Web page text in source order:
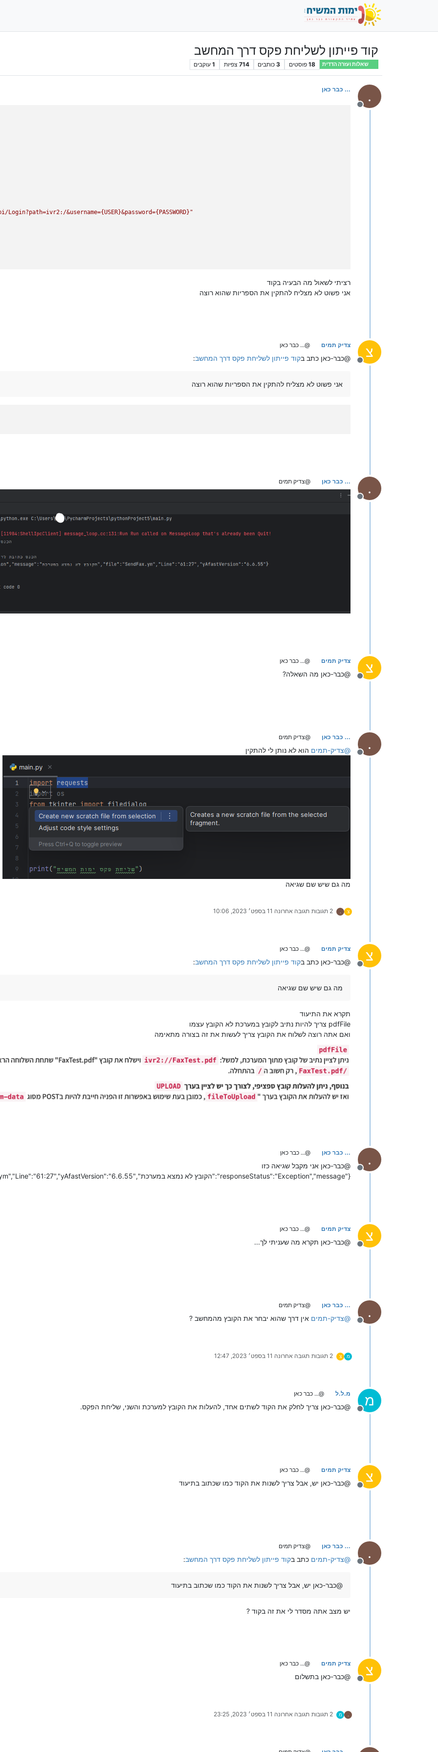
קוד פייתון לשליחת פקס דרך המחשב
שאלות ועזרה הדדית 18 פוסטים 3 כותבים 714 צפיות 1 עוקבים
.
מנותק
... כבר כאן
&username={USER}&password={PASSWORD}"
רציתי לשאול מה הבעיה בקוד
אני פשוט לא מצליח להתקין את הספריות שהוא רוצה
צ
מנותק
צדיק תמים @... כבר כאן
@כבר-כאן כתב בקוד פייתון לשליחת פקס דרך המחשב:
אני פשוט לא מצליח להתקין את הספריות שהוא רוצה
.
מנותק
... כבר כאן @צדיק תמים
צ
מנותק
צדיק תמים @... כבר כאן
@כבר-כאן מה השאלה?
.
מנותק
... כבר כאן @צדיק תמים
@צדיק-תמים הוא לא נותן לי להתקין
מה גם שיש שם שגיאה
צ 2 תגובות תגובה אחרונה 11 בספט׳ 2023, 10:06
צ
מנותק
צדיק תמים @... כבר כאן
@כבר-כאן כתב בקוד פייתון לשליחת פקס דרך המחשב:
מה גם שיש שם שגיאה
תקרא את התיעוד
pdfFile צריך להיות נתיב לקובץ במערכת לא הקובץ עצמו
ואם אתה רוצה לשלוח את הקובץ צריך לעשות את זה בצורה מתאימה
.
מנותק
... כבר כאן @... כבר כאן
@כבר-כאן אני מקבל שגיאה כזו
{"responseStatus":"Exception","message":"הקובץ לא נמצא במערכת","file":"SendFax.ym","Line":"61:27","yAfastVersion":"6.6.55"}
צ
מנותק
צדיק תמים @... כבר כאן
@כבר-כאן תקרא מה שעניתי לך...
.
מנותק
... כבר כאן @צדיק תמים
@צדיק-תמים אין דרך שהוא יבחר את הקובץ מהמחשב ?
מ צ 2 תגובות תגובה אחרונה 11 בספט׳ 2023, 12:47
מ
מנותק
מ.ל.ל @... כבר כאן
@כבר-כאן צריך לחלק את הקוד לשתים אחד, להעלות את הקובץ למערכת והשני, שליחת הפקס.
צ
מנותק
צדיק תמים @... כבר כאן
@כבר-כאן יש, אבל צריך לשנות את הקוד כמו שכתוב בתיעוד
.
מנותק
... כבר כאן @צדיק תמים
@צדיק-תמים כתב בקוד פייתון לשליחת פקס דרך המחשב:
@כבר-כאן יש, אבל צריך לשנות את הקוד כמו שכתוב בתיעוד
יש מצב אתה מסדר לי את זה בקוד ?
צ
מנותק
צדיק תמים @... כבר כאן
@כבר-כאן בתשלום
מ 2 תגובות תגובה אחרונה 11 בספט׳ 2023, 23:25